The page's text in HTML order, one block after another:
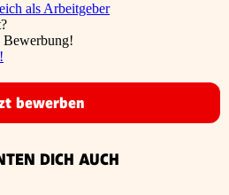
als Arbeitgeber
Bewerbung!
bewerben
DICH AUCH